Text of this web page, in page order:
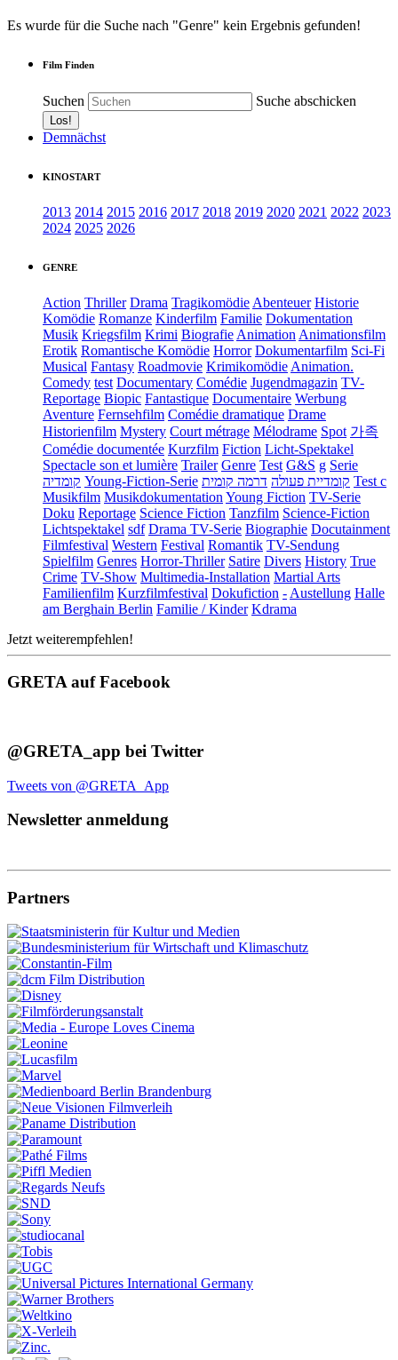
Es wurde für die Suche nach "Genre" kein Ergebnis gefunden!
Film Finden
Suchen Suche abschicken
Demnächst
KINOSTART
2013 2014 2015 2016 2017 2018 2019 2020 2021 2022 2023
2024 2025 2026
GENRE
Action Thriller Drama Tragikomödie Abenteuer Historie
Komödie Romanze Kinderfilm Familie Dokumentation
Musik Kriegsfilm Krimi Biografie Animation Animationsfilm
Erotik Romantische Komödie Horror Dokumentarfilm Sci-Fi
Musical Fantasy Roadmovie Krimikomödie Animation.
Comedy test Documentary Comédie Jugendmagazin TV-
Reportage Biopic Fantastique Documentaire Werbung
Aventure Fernsehfilm Comédie dramatique Drame
Historienfilm Mystery Court métrage Mélodrame Spot 가족
Comédie documentée Kurzfilm Fiction Licht-Spektakel
Spectacle son et lumière Trailer Genre Test G&S g Serie
קומדיה Young-Fiction-Serie קומדיית פעולה דרמה קומית
Test c
Musikfilm Musikdokumentation Young Fiction TV-Serie
Doku Reportage Science Fiction Tanzfilm Science-Fiction
Lichtspektakel sdf Drama TV-Serie Biographie Docutainment
Filmfestival Western Festival Romantik TV-Sendung
Spielfilm Genres Horror-Thriller Satire Divers History True
Crime TV-Show Multimedia-Installation Martial Arts
Familienfilm Kurzfilmfestival Dokufiction - Austellung Halle
am Berghain Berlin Familie / Kinder Kdrama
Jetzt weiterempfehlen!
GRETA auf Facebook
@GRETA_app bei Twitter
Tweets von @GRETA_App
Newsletter anmeldung
Partners